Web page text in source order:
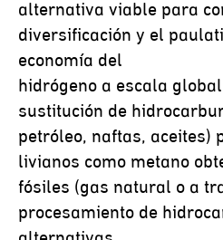
alternativa viable para
diversificación y el
economía del
hidrógeno a escala
sustitución de
petróleo, naftas, aceites)
livianos como metano
fósiles (gas natural o a
procesamiento de